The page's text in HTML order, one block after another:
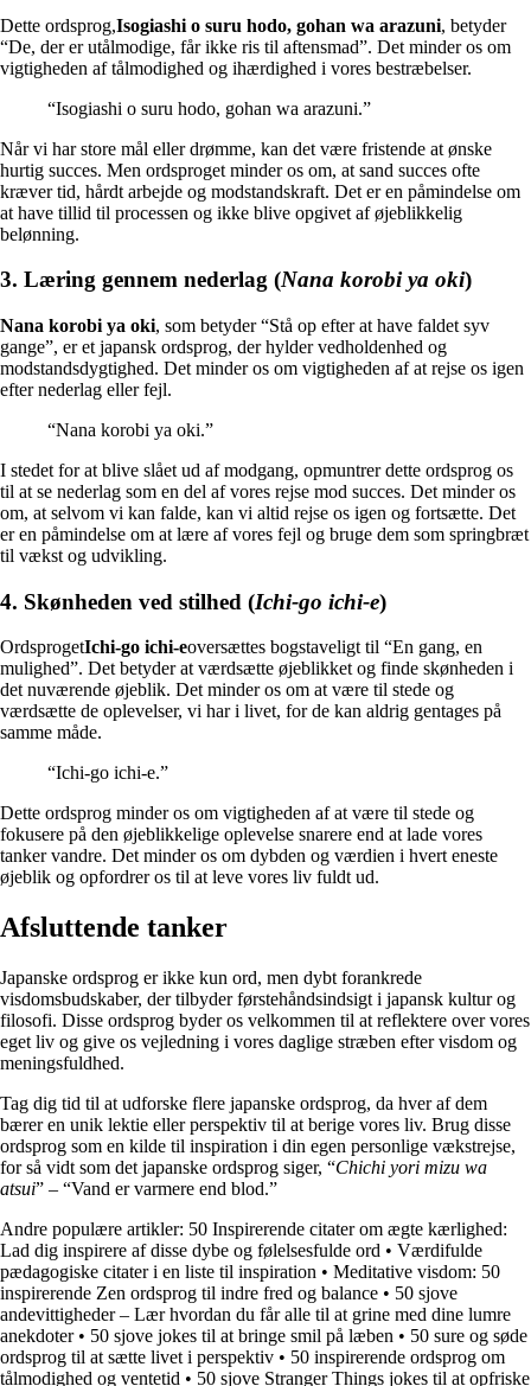
Dette ordsprog,Isogiashi o suru hodo, gohan wa arazuni, betyder
“De, der er utålmodige, får ikke ris til aftensmad”. Det minder os om
vigtigheden af ​​tålmodighed og ihærdighed i vores bestræbelser.
“Isogiashi o suru hodo, gohan wa arazuni.”
Når vi har store mål eller drømme, kan det være fristende at ønske
hurtig succes. Men ordsproget minder os om, at sand succes ofte
kræver tid, hårdt arbejde og modstandskraft. Det er en påmindelse om
at have tillid til processen og ikke blive opgivet af øjeblikkelig
belønning.
3. Læring gennem nederlag (Nana korobi ya oki)
Nana korobi ya oki, som betyder “Stå op efter at have faldet syv
gange”, er et japansk ordsprog, der hylder vedholdenhed og
modstandsdygtighed. Det minder os om vigtigheden af ​​at rejse os igen
efter nederlag eller fejl.
“Nana korobi ya oki.”
I stedet for at blive slået ud af modgang, opmuntrer dette ordsprog os
til at se nederlag som en del af vores rejse mod succes. Det minder os
om, at selvom vi kan falde, kan vi altid rejse os igen og fortsætte. Det
er en påmindelse om at lære af vores fejl og bruge dem som springbræt
til vækst og udvikling.
4. Skønheden ved stilhed (Ichi-go ichi-e)
OrdsprogetIchi-go ichi-eoversættes bogstaveligt til “En gang, en
mulighed”. Det betyder at værdsætte øjeblikket og finde skønheden i
det nuværende øjeblik. Det minder os om at være til stede og
værdsætte de oplevelser, vi har i livet, for de kan aldrig gentages på
samme måde.
“Ichi-go ichi-e.”
Dette ordsprog minder os om vigtigheden af ​​at være til stede og
fokusere på den øjeblikkelige oplevelse snarere end at lade vores
tanker vandre. Det minder os om dybden og værdien i hvert eneste
øjeblik og opfordrer os til at leve vores liv fuldt ud.
Afsluttende tanker
Japanske ordsprog er ikke kun ord, men dybt forankrede
visdomsbudskaber, der tilbyder førstehåndsindsigt i japansk kultur og
filosofi. Disse ordsprog byder os velkommen til at reflektere over vores
eget liv og give os vejledning i vores daglige stræben efter visdom og
meningsfuldhed.
Tag dig tid til at udforske flere japanske ordsprog, da hver af dem
bærer en unik lektie eller perspektiv til at berige vores liv. Brug disse
ordsprog som en kilde til inspiration i din egen personlige vækstrejse,
for så vidt som det japanske ordsprog siger, “Chichi yori mizu wa
atsui” – “Vand er varmere end blod.”
Andre populære artikler: 50 Inspirerende citater om ægte kærlighed:
Lad dig inspirere af disse dybe og følelsesfulde ord • Værdifulde
pædagogiske citater i en liste til inspiration • Meditative visdom: 50
inspirerende Zen ordsprog til indre fred og balance • 50 sjove
andevittigheder – Lær hvordan du får alle til at grine med dine lumre
anekdoter• 50 sjove jokes til at bringe smil på læben • 50 sure og søde
ordsprog til at sætte livet i perspektiv • 50 inspirerende ordsprog om
tålmodighed og ventetid • 50 sjove Stranger Things jokes til at opfriske